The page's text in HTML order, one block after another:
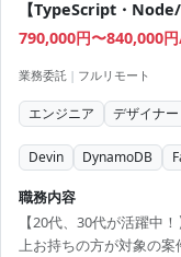
【TypeScript・Node/
790,000円〜840,000
業務委託 | フルリモート
エンジニア デザイナー
Devin DynamoDB
職務内容
【20代、30代が活躍中
上お持ちの方が対象の